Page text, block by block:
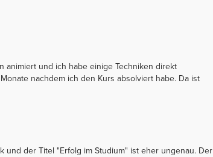
animiert und ich habe einige Techniken direkt
nachdem ich den Kurs absolviert habe. Da ist
der Titel "Erfolg im Studium" ist eher ungenau. Der